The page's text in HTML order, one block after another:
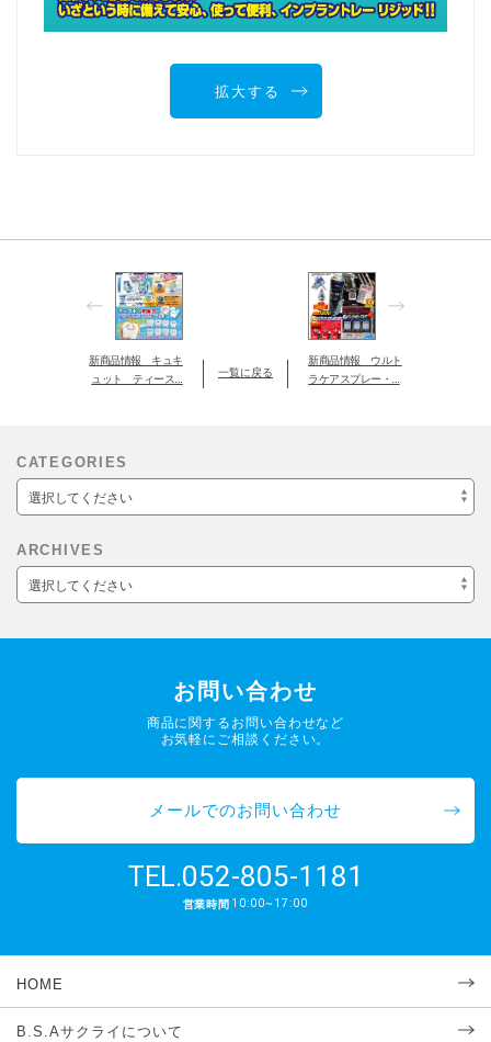
拡大する
新商品情報 キュキ
ュット ティース...
一覧に戻る
新商品情報 ウルト
ラケアスプレー・...
CATEGORIES
選択してください
ARCHIVES
選択してください
お問い合わせ
商品に関するお問い合わせなど
お気軽にご相談ください。
メールでのお問い合わせ
TEL.052-805-1181
営業時間 10:00~17:00
HOME
B.S.Aサクライについて